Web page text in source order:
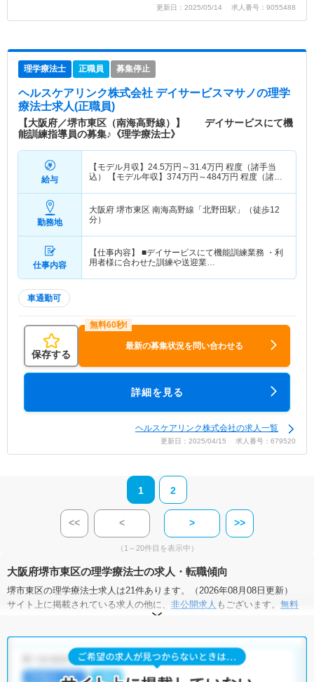
更新日：2025/05/14 求人番号：9055488
理学療法士 正職員 募集停止
ヘルスケアリンク株式会社 デイサービスマサノの理学
療法士求人(正職員)
【大阪府／堺市東区（南海高野線）】 デイサービスにて機
能訓練指導員の募集♪《理学療法士》
給与
【モデル月収】 24.5万円～31.4万円 程度（諸手当
込） 【モデル年収】 374万円～484万円 程度（諸手
勤務地
大阪府 堺市東区 南海高野線「北野田駅」（徒歩12
分）
仕事内容
【仕事内容】 ■デイサービスにて機能訓練業務 ・利
用者様に合わせた訓練や送迎業…
車通勤可
保存する
最新の募集状況を問い合わせる
詳細を見る
ヘルスケアリンク株式会社の求人一覧
更新日：2025/04/15 求人番号：679520
1 2
<< < > >>
（1～20件目を表示中）
大阪府堺市東区の理学療法士の求人・転職傾向
堺市東区の理学療法士求人は21件あります。（2026年08月08日更新）
サイト上に掲載されている求人の他に、 非公開求人 もございます。 無料
にお申し込みいただくと、全求人からご希望条件に合
堺市東区の理学療法士求人では以下のような条件が人気です。
積極採用中・新卒OK・ 残業少なめ 正社員(正職員)